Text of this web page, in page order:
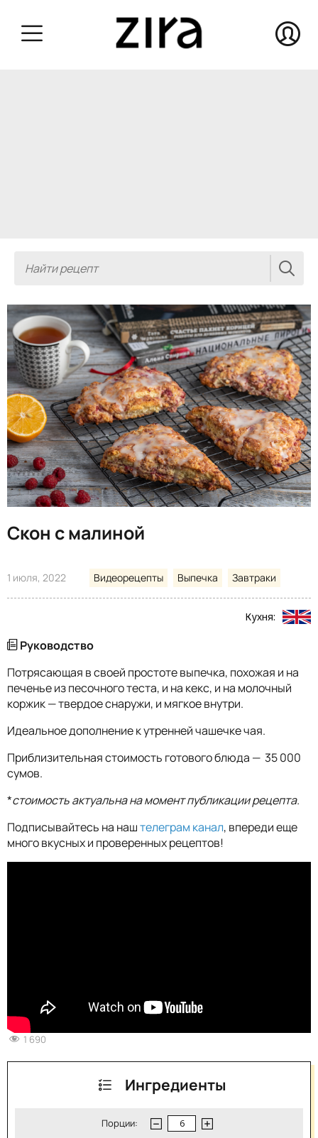
Скон с малиной
1 июля, 2022 Видеорецепты Выпечка Завтраки
Кухня:
Руководство
Потрясающая в своей простоте выпечка, похожая и на
печенье из песочного теста, и на кекс, и на молочный
коржик — твердое снаружи, и мягкое внутри.
Идеальное дополнение к утренней чашечке чая.
Приблизительная стоимость готового блюда — 35 000
сумов.
*стоимость актуальна на момент публикации рецепта.
Подписывайтесь на наштелеграм канал, впереди еще
много вкусных и проверенных рецептов!
1 690
Ингредиенты
Порции: